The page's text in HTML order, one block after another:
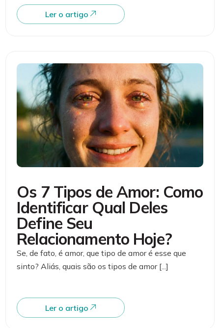
Ler o artigo
Os 7 Tipos de Amor: Como
Identificar Qual Deles
Define Seu
Relacionamento Hoje?
Se, de fato, é amor, que tipo de amor é esse que
sinto? Aliás, quais são os tipos de amor [...]
Ler o artigo